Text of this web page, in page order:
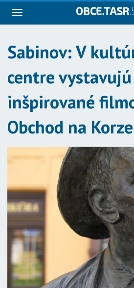
Navigácia
Sabinov: V
centre
inšpirované
Obchod na Korze